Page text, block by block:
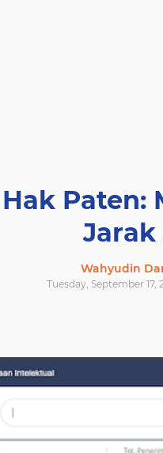
Paten:
Jarak
Wahyudin
Tuesday, September 17,